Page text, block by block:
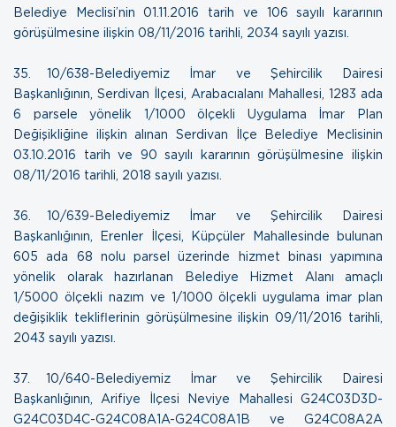
Belediye Meclisi’nin 01.11.2016 tarih ve 106 sayılı kararının
görüşülmesine ilişkin 08/11/2016 tarihli, 2034 sayılı yazısı.
35. 10/638-Belediyemiz İmar ve Şehircilik Dairesi
Başkanlığının, Serdivan İlçesi, Arabacıalanı Mahallesi, 1283 ada
6 parsele yönelik 1/1000 ölçekli Uygulama İmar Plan
Değişikliğine ilişkin alınan Serdivan İlçe Belediye Meclisinin
03.10.2016 tarih ve 90 sayılı kararının görüşülmesine ilişkin
08/11/2016 tarihli, 2018 sayılı yazısı.
36. 10/639-Belediyemiz İmar ve Şehircilik Dairesi
Başkanlığının, Erenler İlçesi, Küpçüler Mahallesinde bulunan
605 ada 68 nolu parsel üzerinde hizmet binası yapımına
yönelik olarak hazırlanan Belediye Hizmet Alanı amaçlı
1/5000 ölçekli nazım ve 1/1000 ölçekli uygulama imar plan
değişiklik tekliflerinin görüşülmesine ilişkin09/11/2016 tarihli,
2043 sayılı yazısı
37. 10/640-Belediyemiz İmar ve Şehircilik Dairesi
Başkanlığının, Arifiye İlçesi Neviye Mahallesi G24C03D3D-
G24C03D4C-G24C08A1A-G24C08A1B ve G24C08A2A